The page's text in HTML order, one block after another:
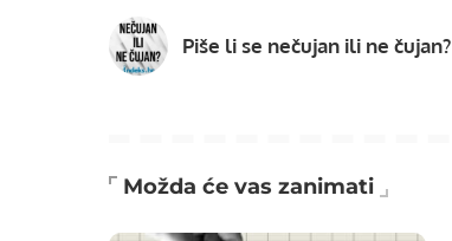
Piše li se nečujan ili ne čujan?
Možda će vas zanimati